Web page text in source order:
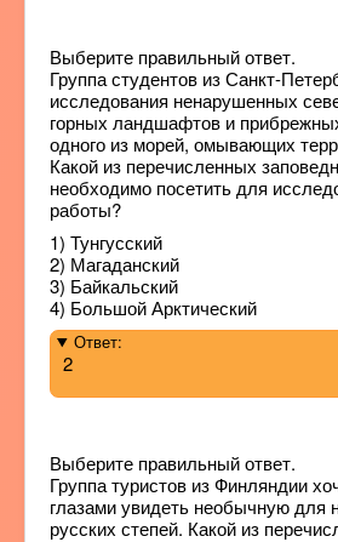
Выберите правильный ответ.
Группа студентов из Санкт-
исследования ненарушенных
горных ландшафтов и
одного из морей, омывающих
Какой из перечисленных
необходимо посетить для
работы?
1) Тунгусский
2) Магаданский
3) Байкальский
4) Большой Арктический
Ответ:
2
Выберите правильный ответ.
Группа туристов из Финляндии
глазами увидеть необычную для
русских степей. Какой из